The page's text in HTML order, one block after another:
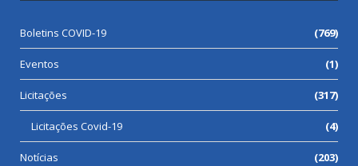
Boletins COVID-19 (769)
Eventos (1)
Licitações (317)
Licitações Covid-19 (4)
Notícias (203)